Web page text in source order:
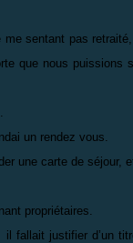
sentant pas
que nous puissions
un rendez vous.
une carte de séjour,
propriétaires.
fallait justifier d’un